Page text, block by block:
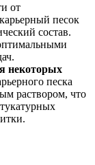
от
песок
состав.
некоторых
песка
раствором, что